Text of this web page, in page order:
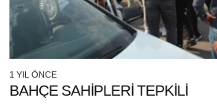
1 YIL ÖNCE
BAHÇE SAHİPLERİ TEPKİLİ